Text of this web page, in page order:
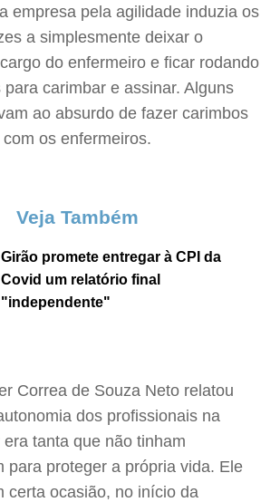
empresa pela agilidade induzia os
a simplesmente deixar o
do enfermeiro e ficar rodando
carimbar e assinar. Alguns
ao absurdo de fazer carimbos
os enfermeiros.
Veja Também
Girão promete entregar à CPI da
Covid um relatório final
"independente"
Correa de Souza Neto relatou
dos profissionais na
tanta que não tinham
para proteger a própria vida. Ele
certa ocasião, no início da